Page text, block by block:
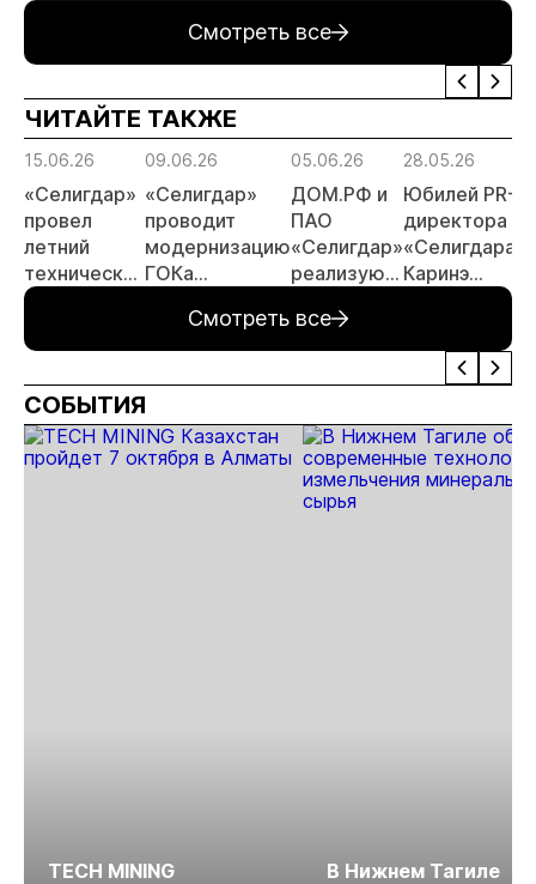
золота из
металлургического
шлака
месторождении
Дегдекан
Смотреть все
ЧИТАЙТЕ ТАКЖЕ
15.06.26
«Селигдар»
провел
летний
технический
совет
09.06.26
«Селигдар»
проводит
модернизацию
ГОКа
Якутии
05.06.26
ДОМ.РФ и
ПАО
«Селигдар»
реализуют
пилотный
проект
арендного
28.05.26
Юбилей PR-
директора
«Селигдара»
Каринэ
Смотреть все
СОБЫТИЯ
TECH MINING
В Нижнем Тагиле